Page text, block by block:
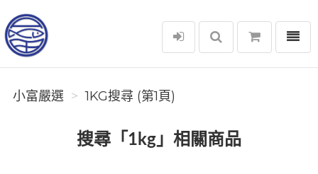
小富嚴選
選單
小富嚴選 1KG搜尋 (第1頁)
搜尋「1kg」相關商品